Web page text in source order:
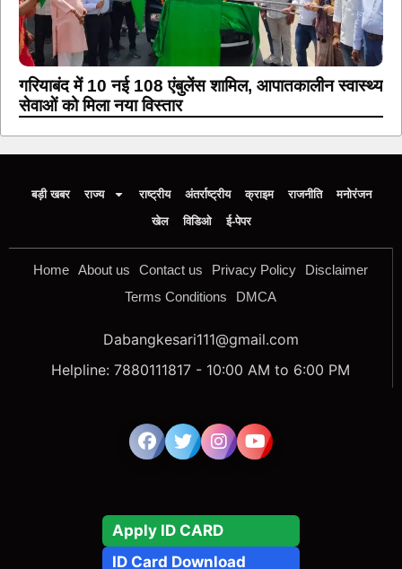
गरियाबंद में 10 नई 108 एंबुलेंस शामिल, आपातकालीन स्वास्थ्य
सेवाओं को मिला नया विस्तार
बड़ी खबर राज्य राष्ट्रीय अंतर्राष्ट्रीय क्राइम राजनीति
मनोरंजन
खेल
विडिओ ई-पेपर
Home About us Contact us Privacy Policy
Disclaimer
Terms Conditions
DMCA
Dabangkesari111@gmail.com
Helpline: 7880111817 - 10:00 AM to 6:00 PM
Apply ID CARD
ID Card Download